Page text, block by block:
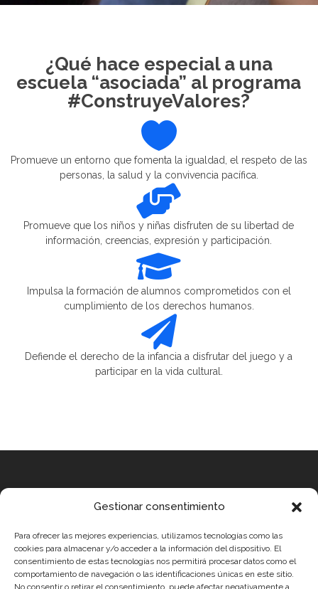
Gestionar consentimiento
Para ofrecer las mejores experiencias, utilizamos tecnologías como las
cookies para almacenar y/o acceder a la información del dispositivo. El
consentimiento de estas tecnologías nos permitirá procesar datos como el
comportamiento de navegación o las identificaciones únicas en este sitio.
No consentir o retirar el consentimiento, puede afectar negativamente a
¿Qué hace especial a una
escuela “asociada” al programa
#ConstruyeValores?

Promueve un entorno que fomenta la igualdad, el respeto de las
personas, la salud y la convivencia pacífica.

Promueve que los niños y niñas disfruten de su libertad de
información, creencias, expresión y participación.

Impulsa la formación de alumnos comprometidos con el
cumplimiento de los derechos humanos.

Defiende el derecho de la infancia a disfrutar del juego y a
participar en la vida cultural.
Equipo
ROBOTIX CASTELLÓN
INGENIOOS VALENCIA